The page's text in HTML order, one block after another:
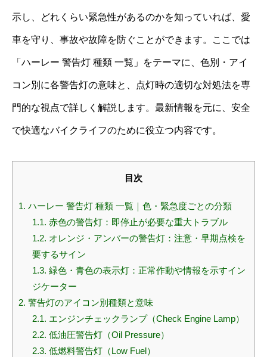
示し、どれくらい緊急性があるのかを知っていれば、愛
車を守り、事故や故障を防ぐことができます。ここでは
「ハーレー 警告灯 種類 一覧」をテーマに、色別・アイ
コン別に各警告灯の意味と、点灯時の適切な対処法を専
門的な視点で詳しく解説します。最新情報を元に、安全
で快適なバイクライフのために役立つ内容です。
目次
1. ハーレー 警告灯 種類 一覧｜色・緊急度ごとの分類
1.1. 赤色の警告灯：即停止が必要な重大トラブル
1.2. オレンジ・アンバーの警告灯：注意・早期点検を
要するサイン
1.3. 緑色・青色の表示灯：正常作動や情報を示すイン
ジケーター
2. 警告灯のアイコン別種類と意味
2.1. エンジンチェックランプ（Check Engine Lamp）
2.2. 低油圧警告灯（Oil Pressure）
2.3. 低燃料警告灯（Low Fuel）